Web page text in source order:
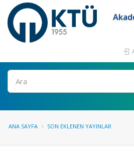
Ara
ANA SAYFA SON EKLENEN YAYINLAR